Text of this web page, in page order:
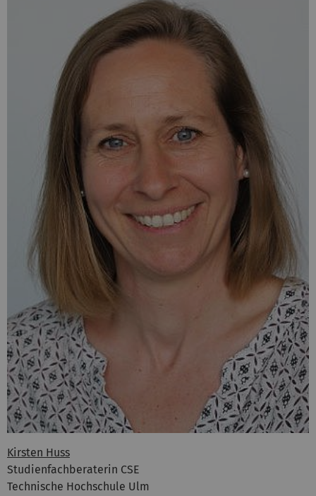
Kirsten Huss
Studienfachberaterin CSE
Technische Hochschule Ulm